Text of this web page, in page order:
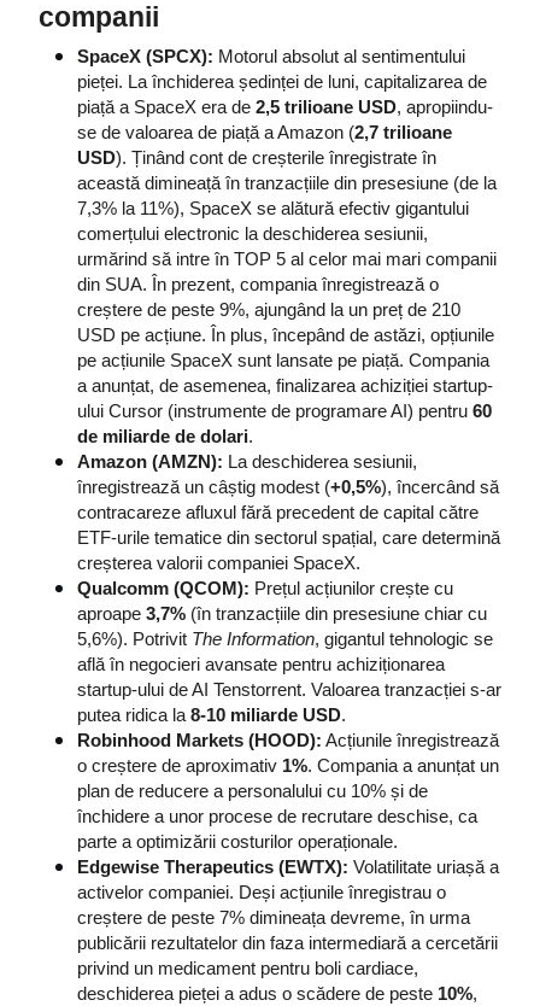
companii
SpaceX (SPCX): Motorul absolut al sentimentului
pieței. La închiderea ședinței de luni, capitalizarea de
piață a SpaceX era de 2,5 trilioane USD, apropiindu-
se de valoarea de piață a Amazon (2,7 trilioane
USD). Ținând cont de creșterile înregistrate în
această dimineață în tranzacțiile din presesiune (de la
7,3% la 11%), SpaceX se alătură efectiv gigantului
comerțului electronic la deschiderea sesiunii,
urmărind să intre în TOP 5 al celor mai mari companii
din SUA. În prezent, compania înregistrează o
creștere de peste 9%, ajungând la un preț de 210
USD pe acțiune. În plus, începând de astăzi, opțiunile
pe acțiunile SpaceX sunt lansate pe piață. Compania
a anunțat, de asemenea, finalizarea achiziției startup-
ului Cursor (instrumente de programare AI) pentru 60
de miliarde de dolari.
Amazon (AMZN): La deschiderea sesiunii,
înregistrează un câștig modest (+0,5%), încercând să
contracareze afluxul fără precedent de capital către
ETF-urile tematice din sectorul spațial, care determină
creșterea valorii companiei SpaceX.
Qualcomm (QCOM): Prețul acțiunilor crește cu
aproape 3,7% (în tranzacțiile din presesiune chiar cu
5,6%). Potrivit The Information, gigantul tehnologic se
află în negocieri avansate pentru achiziționarea
startup-ului de AI Tenstorrent. Valoarea tranzacției s-ar
putea ridica la 8-10 miliarde USD.
Robinhood Markets (HOOD): Acțiunile înregistrează
o creștere de aproximativ 1%. Compania a anunțat un
plan de reducere a personalului cu 10% și de
închidere a unor procese de recrutare deschise, ca
parte a optimizării costurilor operaționale.
Edgewise Therapeutics (EWTX): Volatilitate uriașă a
activelor companiei. Deși acțiunile înregistrau o
creștere de peste 7% dimineața devreme, în urma
publicării rezultatelor din faza intermediară a cercetării
privind un medicament pentru boli cardiace,
deschiderea pieței a adus o scădere de peste 10%,